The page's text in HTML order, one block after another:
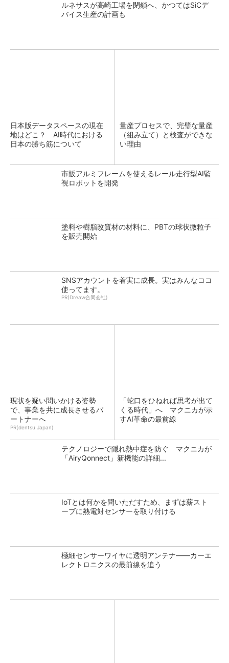
ルネサスが高崎工場を閉鎖へ、かつてはSiCデ
バイス生産の計画も
日本版データスペースの現在
地はどこ？ AI時代における
日本の勝ち筋について
量産プロセスで、完璧な量産
（組み立て）と検査ができな
い理由
市販アルミフレームを使えるレール走行型AI監
視ロボットを開発
塗料や樹脂改質材の材料に、PBTの球状微粒子
を販売開始
SNSアカウントを着実に成長。実はみんなココ
使ってます。
PR(Dreaw合同会社)
現状を疑い問いかける姿勢
で、事業を共に成長させるパ
ートナーへ
PR(dentsu Japan)
「蛇口をひねれば思考が出て
くる時代」へ マクニカが示
すAI革命の最前線
テクノロジーで隠れ熱中症を防ぐ マクニカが
「AiryQonnect」新機能の詳細...
IoTとは何かを問いただすため、まずは薪スト
ーブに熱電対センサーを取り付ける
極細センサーワイヤに透明アンテナ――カーエ
レクトロニクスの最前線を追う